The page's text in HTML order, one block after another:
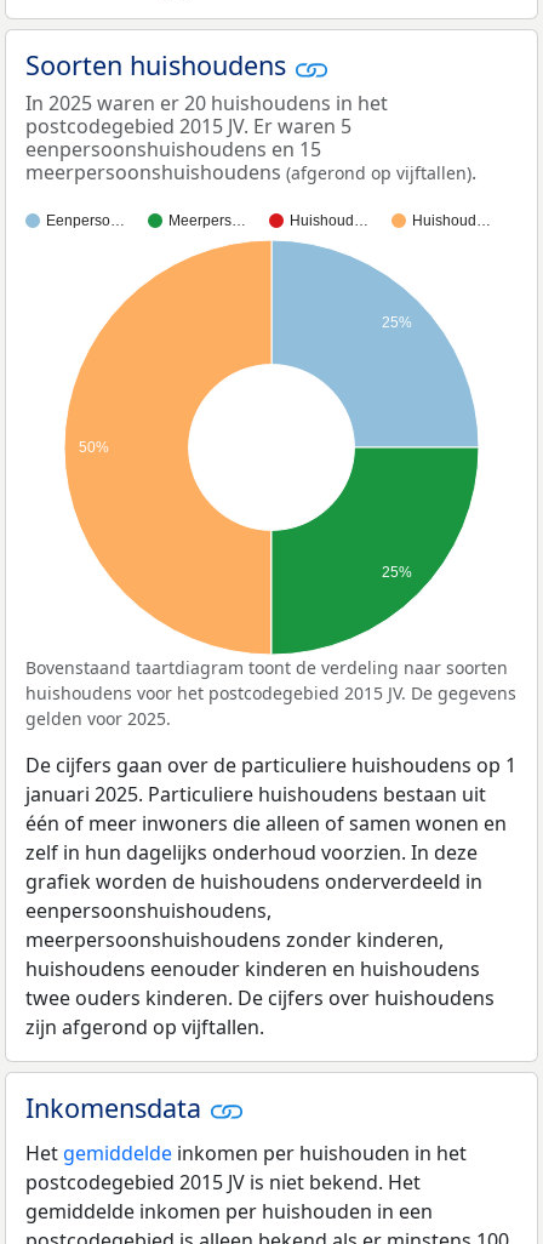
Soorten huishoudens
In 2025 waren er 20 huishoudens in het
postcodegebied 2015 JV. Er waren 5
eenpersoonshuishoudens en 15
meerpersoonshuishoudens (afgerond op vijftallen).
Eenperso… Meerpers… Huishoud… Huishoud…
25%
50%
25%
Bovenstaand taartdiagram toont de verdeling naar soorten
huishoudens voor het postcodegebied 2015 JV. De gegevens
gelden voor 2025.
De cijfers gaan over de particuliere huishoudens op 1
januari 2025. Particuliere huishoudens bestaan uit
één of meer inwoners die alleen of samen wonen en
zelf in hun dagelijks onderhoud voorzien. In deze
grafiek worden de huishoudens onderverdeeld in
eenpersoonshuishoudens,
meerpersoonshuishoudens zonder kinderen,
huishoudens eenouder kinderen en huishoudens
twee ouders kinderen. De cijfers over huishoudens
zijn afgerond op vijftallen.
Inkomensdata
Het gemiddelde inkomen per huishouden in het
postcodegebied 2015 JV is niet bekend. Het
gemiddelde inkomen per huishouden in een